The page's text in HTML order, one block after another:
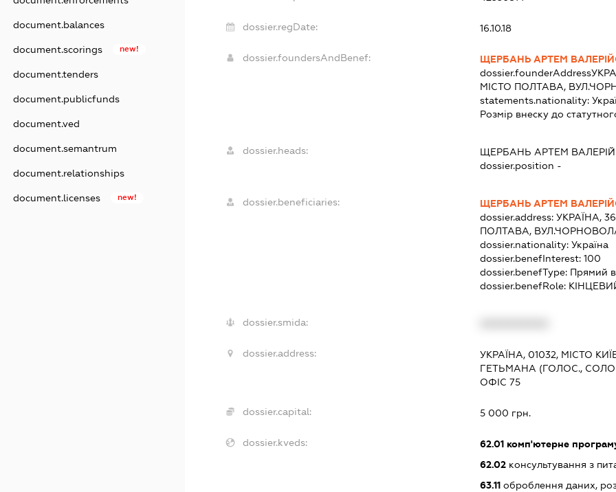
document.balances
document.scorings new!
document.tenders
document.publicfunds
document.ved
document.semantrum
document.relationships
document.licenses new!
dossier.regDate: 16.10.18
dossier.foundersAndBenef:
ЩЕРБАНЬ АРТЕМ
dossier.founderAddress
МІСТО ПОЛТАВА,
statements.nationality:
Розмір внеску до
dossier.heads: ЩЕРБАНЬ АРТЕМ
dossier.position -
dossier.beneficiaries:
ЩЕРБАНЬ АРТЕМ
dossier.address: УКРАЇНА,
ПОЛТАВА,
dossier.nationality: Україна
dossier.benefInterest: 100
dossier.benefType: Прямий
dossier.benefRole:
dossier.smida:
dossier.address:
УКРАЇНА, 01032, МІСТО
ГЕТЬМАНА (ГОЛОС.,
ОФІС 75
dossier.capital: 5 000 грн.
dossier.kveds: 62.01комп'ютерне
62.02консультування з
63.11оброблення даних,